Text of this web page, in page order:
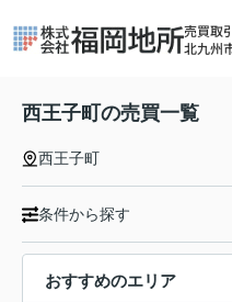
売買取
北九州
西王子町の売買一覧
西王子町
条件から探す
おすすめのエリア